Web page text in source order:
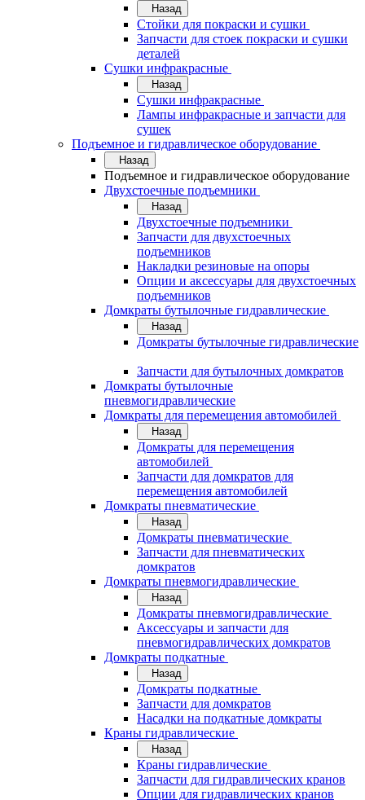
Назад
Стойки для покраски и сушки
Запчасти для стоек покраски и сушки
деталей
Сушки инфракрасные
Назад
Сушки инфракрасные
Лампы инфракрасные и запчасти для
сушек
Подъемное и гидравлическое оборудование
Назад
Подъемное и гидравлическое оборудование
Двухстоечные подъемники
Назад
Двухстоечные подъемники
Запчасти для двухстоечных
подъемников
Накладки резиновые на опоры
Опции и аксессуары для двухстоечных
подъемников
Домкраты бутылочные гидравлические
Назад
Домкраты бутылочные гидравлические
Запчасти для бутылочных домкратов
Домкраты бутылочные
пневмогидравлические
Домкраты для перемещения автомобилей
Назад
Домкраты для перемещения
автомобилей
Запчасти для домкратов для
перемещения автомобилей
Домкраты пневматические
Назад
Домкраты пневматические
Запчасти для пневматических
домкратов
Домкраты пневмогидравлические
Назад
Домкраты пневмогидравлические
Аксессуары и запчасти для
пневмогидравлических домкратов
Домкраты подкатные
Назад
Домкраты подкатные
Запчасти для домкратов
Насадки на подкатные домкраты
Краны гидравлические
Назад
Краны гидравлические
Запчасти для гидравлических кранов
Опции для гидравлических кранов